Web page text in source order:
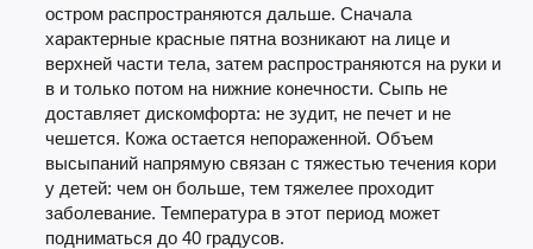
остром распространяются дальше. Сначала
характерные красные пятна возникают на лице и
верхней части тела, затем распространяются на руки и
в и только потом на нижние конечности. Сыпь не
доставляет дискомфорта: не зудит, не печет и не
чешется. Кожа остается непораженной. Объем
высыпаний напрямую связан с тяжестью течения кори
у детей: чем он больше, тем тяжелее проходит
заболевание. Температура в этот период может
подниматься до 40 градусов.